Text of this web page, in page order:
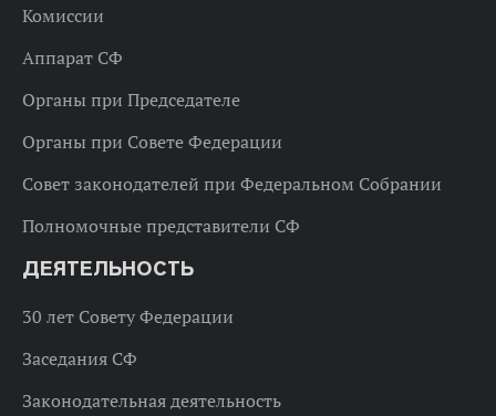
Комиссии
Аппарат СФ
Органы при Председателе
Органы при Совете Федерации
Совет законодателей при Федеральном Собрании
Полномочные представители СФ
ДЕЯТЕЛЬНОСТЬ
30 лет Совету Федерации
Заседания СФ
Законодательная деятельность